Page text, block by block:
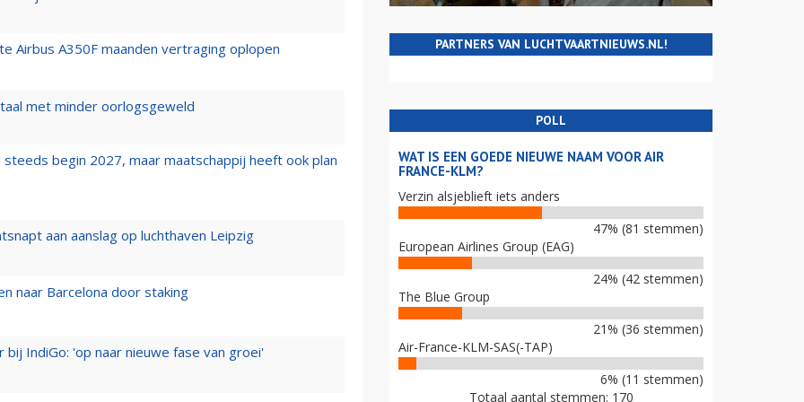
Airbus A350F maanden vertraging oplopen
met minder oorlogsgeweld
begin 2027, maar maatschappij heeft ook plan
aan aanslag op luchthaven Leipzig
naar Barcelona door staking
IndiGo: 'op naar nieuwe fase van groei'
PARTNERS VAN LUCHTVAARTNIEUWS.NL!
POLL
WAT IS EEN GOEDE NIEUWE NAAM VOOR AIR
FRANCE-KLM?
Verzin alsjeblieft iets anders
47% (81 stemmen)
European Airlines Group (EAG)
24% (42 stemmen)
The Blue Group
21% (36 stemmen)
Air-France-KLM-SAS(-TAP)
6% (11 stemmen)
Totaal aantal stemmen: 170